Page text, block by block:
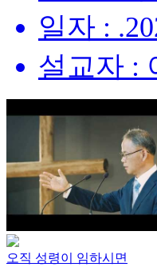
일자 :
설교자 :
오직 성령이 임하시면